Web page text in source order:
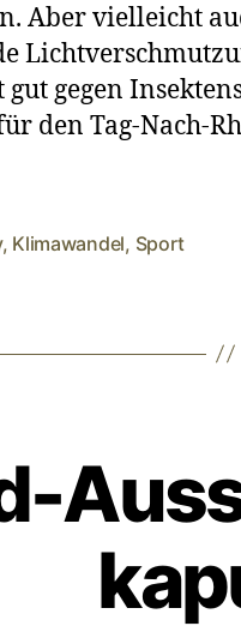
Aber vielleicht
gut gegen
den Tag-Nach-
, Klimawandel, Sport